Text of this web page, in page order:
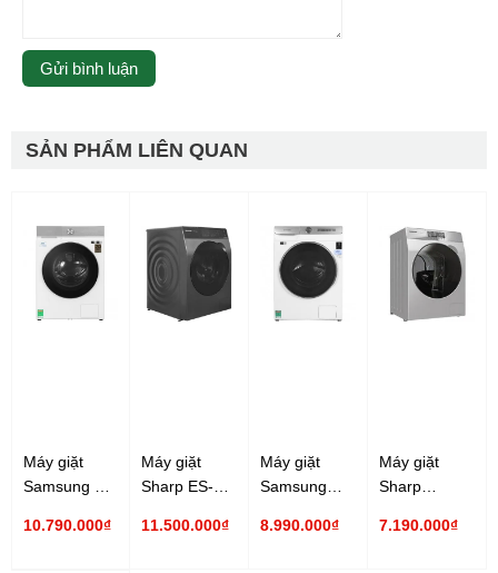
SẢN PHẨM LIÊN QUAN
Máy giặt
Samsung 14
WW14BB944DGHSV
10.790.000₫
Máy giặt
Sharp ES-
12.5 Kg
11.500.000₫
Máy giặt
Samsung
WW13T504DAW/SV
8.990.000₫
Máy giặt
Sharp
FK852EV-W
7.190.000₫